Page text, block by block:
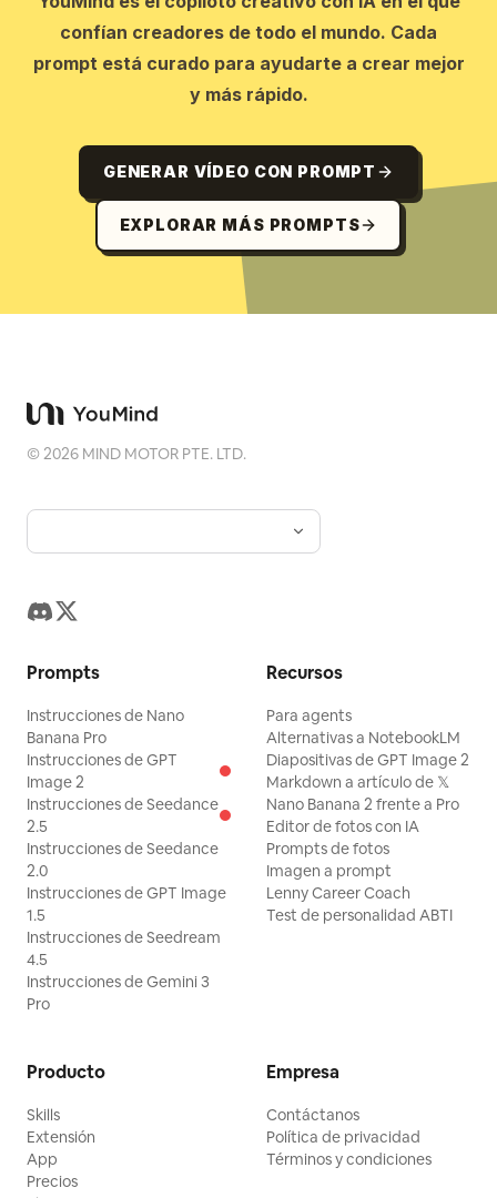
confían creadores de todo el mundo. Cada
prompt está curado para ayudarte a crear mejor
y más rápido.
GENERAR VÍDEO CON PROMPT
EXPLORAR MÁS PROMPTS
©2026 MIND MOTOR PTE. LTD.
Prompts
Instrucciones de Nano
Banana Pro
Instrucciones de GPT
Image 2
Instrucciones de Seedance
2.5
Instrucciones de Seedance
2.0
Instrucciones de GPT Image
1.5
Instrucciones de Seedream
4.5
Instrucciones de Gemini 3
Pro
Recursos
Para agents
Alternativas a NotebookLM
Diapositivas de GPT Image 2
Markdown a artículo de 𝕏
Nano Banana 2 frente a Pro
Editor de fotos con IA
Prompts de fotos
Imagen a prompt
Lenny Career Coach
Test de personalidad ABTI
Producto
Skills
Extensión
App
Precios
Empresa
Contáctanos
Política de privacidad
Términos y condiciones